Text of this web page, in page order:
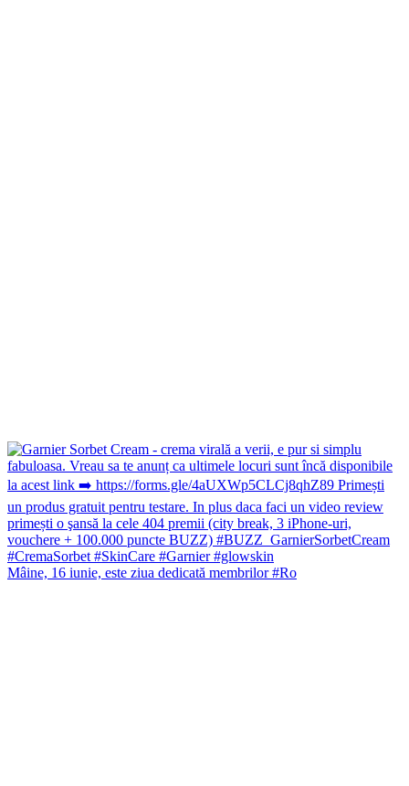
Mâine, 16 iunie, este ziua dedicată membrilor #Ro